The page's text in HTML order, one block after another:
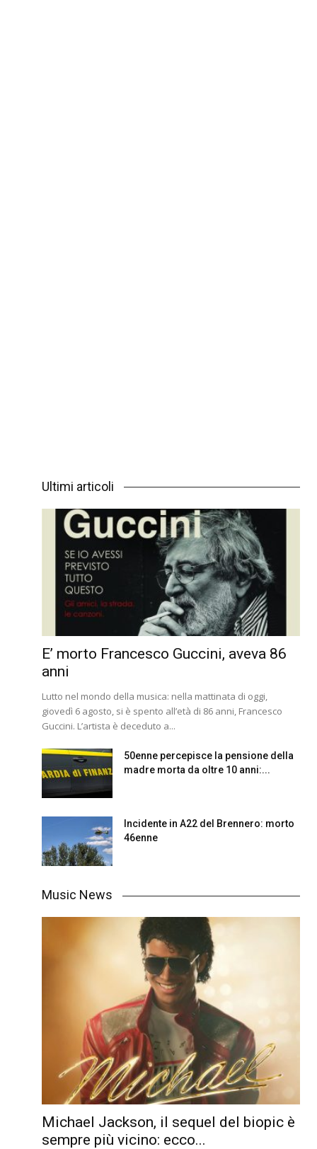
Ultimi articoli
E’ morto Francesco Guccini, aveva 86
anni
Lutto nel mondo della musica: nella mattinata di oggi,
giovedì 6 agosto, si è spento all’età di 86 anni, Francesco
Guccini. L’artista è deceduto a...
50enne percepisce la pensione della
madre morta da oltre 10 anni:...
Incidente in A22 del Brennero: morto
46enne
Music News
Michael Jackson, il sequel del biopic è
sempre più vicino: ecco...